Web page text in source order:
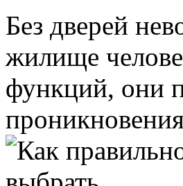
Без дверей
жилище
функций, они